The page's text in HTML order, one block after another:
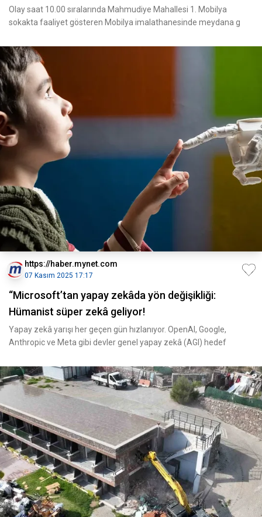
Olay saat 10.00 sıralarında Mahmudiye Mahallesi 1. Mobilya
sokakta faaliyet gösteren Mobilya imalathanesinde meydana g
https://haber.mynet.com
07 Kasım 2025 17:17
“Microsoft’tan yapay zekâda yön değişikliği:
Hümanist süper zekâ geliyor!
Yapay zekâ yarışı her geçen gün hızlanıyor. OpenAI, Google,
Anthropic ve Meta gibi devler genel yapay zekâ (AGI) hedef